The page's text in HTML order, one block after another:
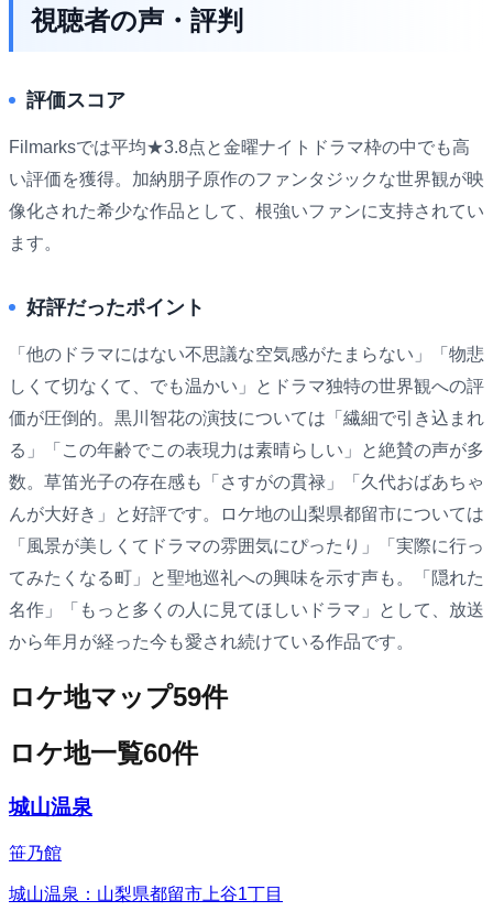
視聴者の声・評判
評価スコア
Filmarksでは平均★3.8点と金曜ナイトドラマ枠の中でも高
い評価を獲得。加納朋子原作のファンタジックな世界観が映
像化された希少な作品として、根強いファンに支持されてい
ます。
好評だったポイント
「他のドラマにはない不思議な空気感がたまらない」「物悲
しくて切なくて、でも温かい」とドラマ独特の世界観への評
価が圧倒的。黒川智花の演技については「繊細で引き込まれ
る」「この年齢でこの表現力は素晴らしい」と絶賛の声が多
数。草笛光子の存在感も「さすがの貫禄」「久代おばあちゃ
んが大好き」と好評です。ロケ地の山梨県都留市については
「風景が美しくてドラマの雰囲気にぴったり」「実際に行っ
てみたくなる町」と聖地巡礼への興味を示す声も。「隠れた
名作」「もっと多くの人に見てほしいドラマ」として、放送
から年月が経った今も愛され続けている作品です。
ロケ地マップ59件
ロケ地一覧60件
城山温泉
笹乃館
城山温泉：山梨県都留市上谷1丁目